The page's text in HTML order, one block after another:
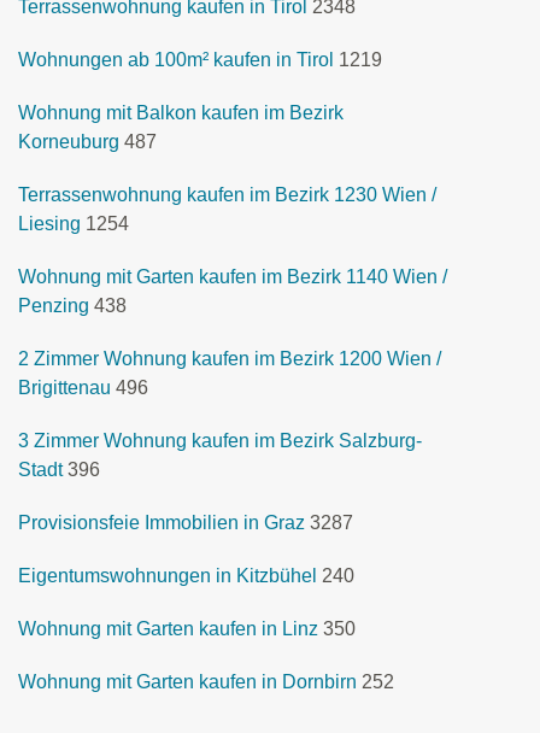
Terrassenwohnung kaufen in Tirol 2348
Wohnungen ab 100m² kaufen in Tirol 1219
Wohnung mit Balkon kaufen im Bezirk
Korneuburg 487
Terrassenwohnung kaufen im Bezirk 1230 Wien /
Liesing 1254
Wohnung mit Garten kaufen im Bezirk 1140 Wien /
Penzing 438
2 Zimmer Wohnung kaufen im Bezirk 1200 Wien /
Brigittenau 496
3 Zimmer Wohnung kaufen im Bezirk Salzburg-
Stadt 396
Provisionsfeie Immobilien in Graz 3287
Eigentumswohnungen in Kitzbühel 240
Wohnung mit Garten kaufen in Linz 350
Wohnung mit Garten kaufen in Dornbirn 252